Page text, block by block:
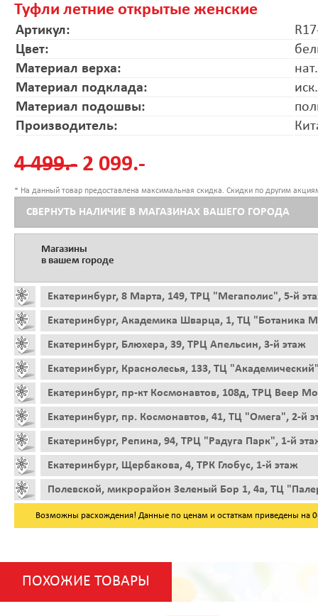
Туфли летние открытые женские
Артикул:
Цвет:
Материал верха:
Материал подклада:
Материал подошвы:
Производитель:
4 499.- 2 099.-
* На данный товар предоставлена максимальная скидка. Скидки по другим
СВЕРНУТЬ НАЛИЧИЕ В МАГАЗИНАХ ВАШЕГО ГОРОДА
Магазины
в вашем городе
Екатеринбург, 8 Марта, 149, ТРЦ "Мегаполис", 5-й
Екатеринбург, Академика Шварца, 1, ТЦ "Ботаника
Екатеринбург, Блюхера, 39, ТРЦ Апельсин, 3-й этаж
Екатеринбург, Краснолесья, 133, ТЦ
Екатеринбург, пр-кт Космонавтов, 108д, ТРЦ Веер
Екатеринбург, пр. Космонавтов, 41, ТЦ "Омега", 2-й
Екатеринбург, Репина, 94, ТРЦ "Радуга Парк", 1-й
Екатеринбург, Щербакова, 4, ТРК Глобус, 1-й этаж
Полевской, микрорайон Зеленый Бор 1, 4а, ТЦ
Возможны расхождения! Данные по ценам и остаткам приведены на
ПОХОЖИЕ ТОВАРЫ